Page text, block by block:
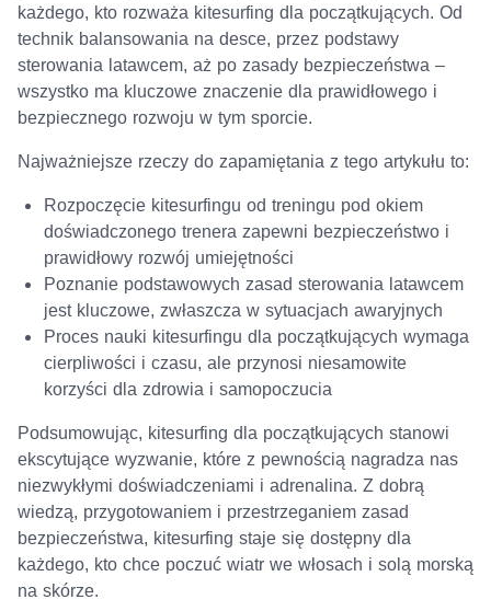
każdego, kto rozważa kitesurfing dla początkujących. Od
technik balansowania na desce, przez podstawy
sterowania latawcem, aż po zasady bezpieczeństwa –
wszystko ma kluczowe znaczenie dla prawidłowego i
bezpiecznego rozwoju w tym sporcie.
Najważniejsze rzeczy do zapamiętania z tego artykułu to:
Rozpoczęcie kitesurfingu od treningu pod okiem
doświadczonego trenera zapewni bezpieczeństwo i
prawidłowy rozwój umiejętności
Poznanie podstawowych zasad sterowania latawcem
jest kluczowe, zwłaszcza w sytuacjach awaryjnych
Proces nauki kitesurfingu dla początkujących wymaga
cierpliwości i czasu, ale przynosi niesamowite
korzyści dla zdrowia i samopoczucia
Podsumowując, kitesurfing dla początkujących stanowi
ekscytujące wyzwanie, które z pewnością nagradza nas
niezwykłymi doświadczeniami i adrenalina. Z dobrą
wiedzą, przygotowaniem i przestrzeganiem zasad
bezpieczeństwa, kitesurfing staje się dostępny dla
każdego, kto chce poczuć wiatr we włosach i solą morską
na skórze.